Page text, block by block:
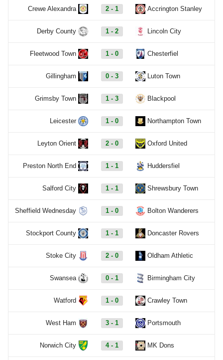
Crewe Alexandra 2 - 1 Accrington Stanley
Derby County 1 - 2 Lincoln City
Fleetwood Town 1 - 0 Chesterfiel
Gillingham 0 - 3 Luton Town
Grimsby Town 1 - 3 Blackpool
Leicester 1 - 0 Northampton Town
Leyton Orient 2 - 0 Oxford United
Preston North End 1 - 1 Huddersfiel
Salford City 1 - 1 Shrewsbury Town
Sheffield Wednesday 1 - 0 Bolton Wanderers
Stockport County 1 - 1 Doncaster Rovers
Stoke City 2 - 0 Oldham Athletic
Swansea 0 - 1 Birmingham City
Watford 1 - 0 Crawley Town
West Ham 3 - 1 Portsmouth
Norwich City 4 - 1 MK Dons